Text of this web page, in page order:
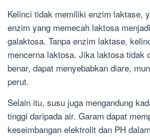
Kelinci tidak memiliki enzim laktase,
enzim yang memecah laktosa
galaktosa. Tanpa enzim laktase,
mencerna laktosa. Jika laktosa tidak
benar, dapat menyebabkan diare,
perut.
Selain itu, susu juga mengandung
tinggi daripada air. Garam dapat
keseimbangan elektrolit dan PH